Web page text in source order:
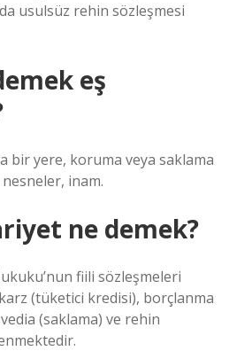
usulsüz rehin sözleşmesi
eş
bir yere, koruma veya saklama
nesneler, inam.
ne demek?
fiili sözleşmeleri
(tüketici kredisi), borçlanma
(saklama) ve rehin